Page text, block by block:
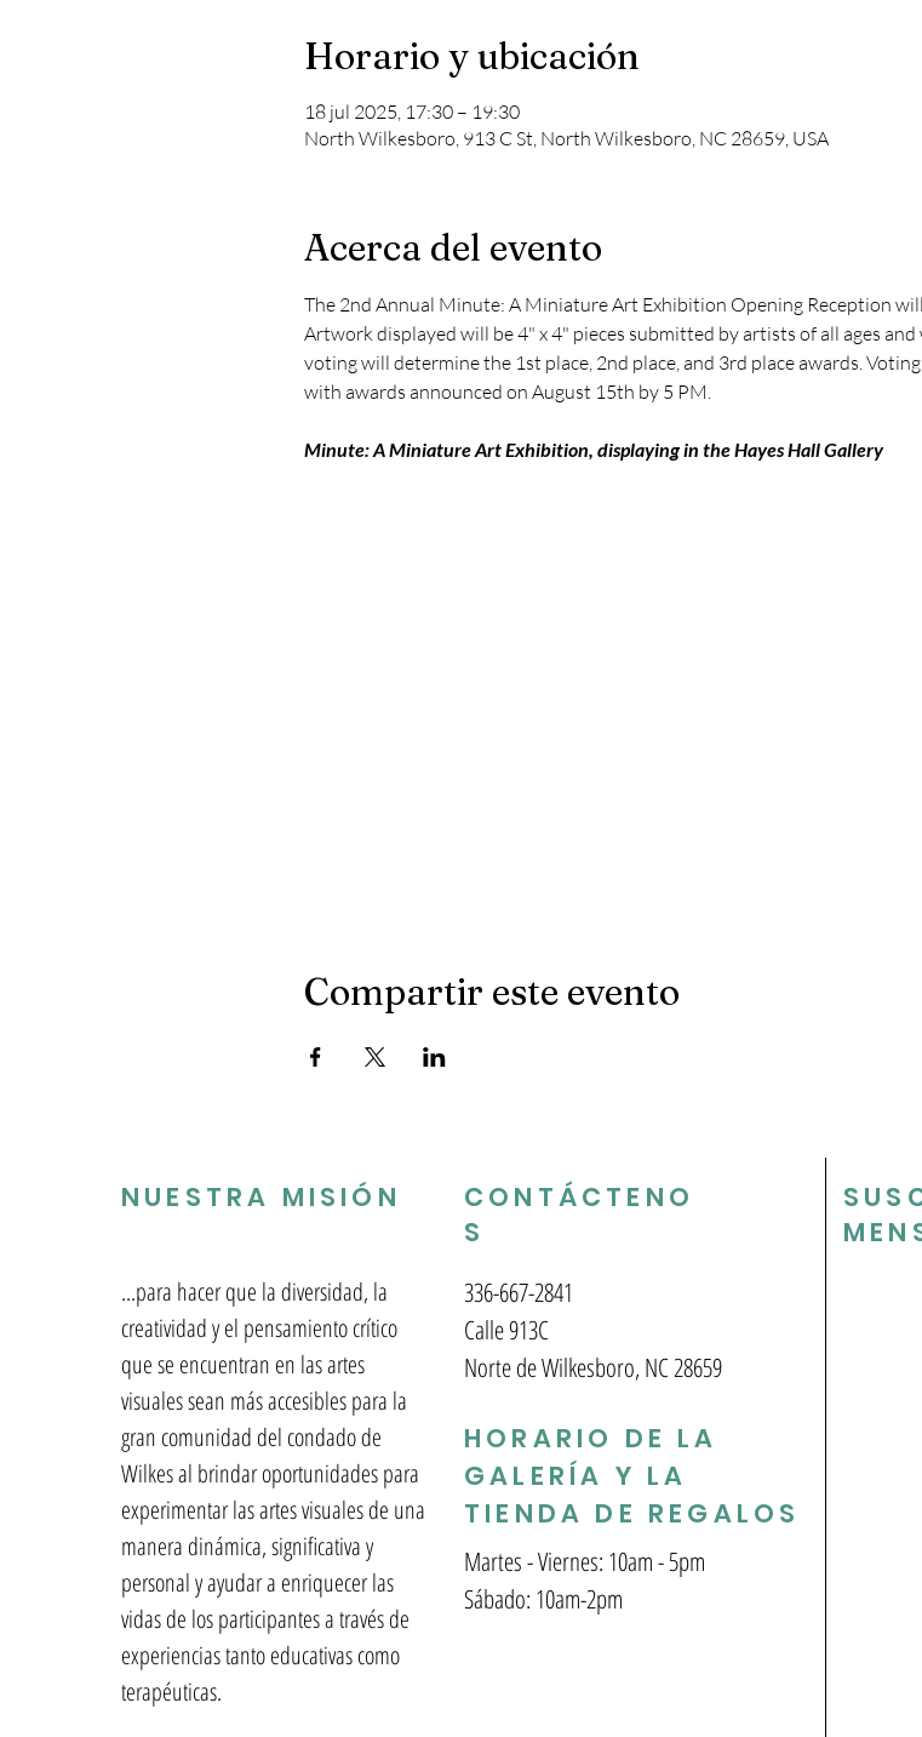
Horario y ubicación
18 jul 2025, 17:30 – 19:30
North Wilkesboro, 913 C St, North Wilkesboro, NC 28659, USA
Acerca del evento
The 2nd Annual Minute: A Miniature Art Exhibition Opening Reception
Artwork displayed will be 4" x 4" pieces submitted by artists of all ages
voting will determine the 1st place, 2nd place, and 3rd place awards.
with awards announced on August 15th by 5 PM.
Minute: A Miniature Art Exhibition, displaying in the Hayes Hall Gallery
Compartir este evento
NUESTRA MISIÓN
...para hacer que la diversidad, la
creatividad y el pensamiento crítico
que se encuentran en las artes
visuales sean más accesibles para la
gran comunidad del condado de
Wilkes al brindar oportunidades para
experimentar las artes visuales de una
manera dinámica, significativa y
personal y ayudar a enriquecer las
vidas de los participantes a través de
experiencias tanto educativas como
terapéuticas.
CONTÁCTENO
S
336-667-2841
Calle 913C
Norte de Wilkesboro, NC 28659
HORARIO DE LA
GALERÍA Y LA
TIENDA DE REGALOS
Martes - Viernes: 10am - 5pm
Sábado: 10am-2pm